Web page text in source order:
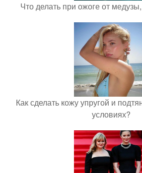
Что делать при ожоге от
Как сделать кожу упругой и
условиях?